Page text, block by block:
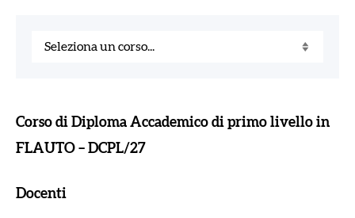
Corso di Diploma Accademico di primo livello in
FLAUTO – DCPL/27
Docenti